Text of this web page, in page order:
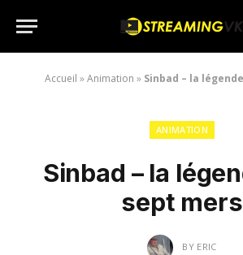
Accueil »Animation » Sinbad – la
ANIMATION
Sinbad – la
sept mers
BY ERIC